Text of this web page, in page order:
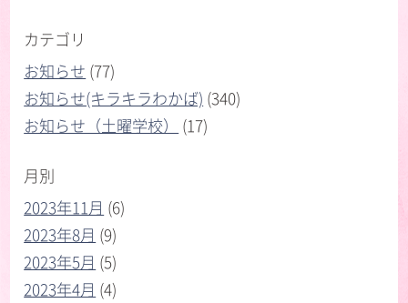
カテゴリ
お知らせ (77)
お知らせ(キラキラわかば) (340)
お知らせ（土曜学校）
(17)
月別
2023年11月 (6)
2023年8月 (9)
2023年5月 (5)
2023年4月 (4)